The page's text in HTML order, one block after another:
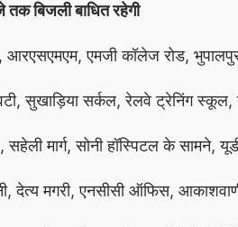
बिजली बाधित रहेगी
आरएसएमएम, एमजी कॉलेज रोड,
सुखाड़िया सर्कल, रेलवे ट्रेनिंग
मार्ग, सोनी हॉस्पिटल के सामने,
देत्य मगरी, एनसीसी ऑफिस,